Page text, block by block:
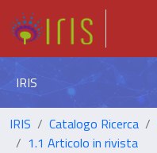
IRIS
IRIS Catalogo Ricerca
1.1 Articolo in rivista